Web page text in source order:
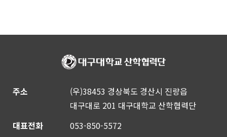
주소
대표전화
(우)38453 경상북도 경산시 진량읍
대구대로 201 대구대학교 산학협력단
053-850-5572